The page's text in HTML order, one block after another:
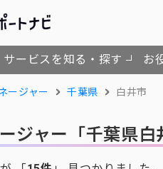
サービスを知る・探す お
ージャー 千葉県 白井市
ジャー 「千葉県